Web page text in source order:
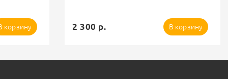
корзину 2 300 р. В корзину